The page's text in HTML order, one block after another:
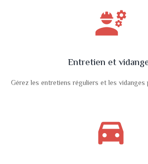
engineering
Entretien et
Gérez les entretiens réguliers et les vidanges
directions_car_filled